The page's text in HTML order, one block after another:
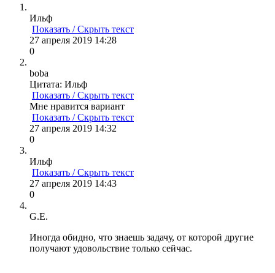
Ильф
Показать / Скрыть текст
27 апреля 2019 14:28
0
boba
Цитата: Ильф
Показать / Скрыть текст
Мне нравится вариант
Показать / Скрыть текст
27 апреля 2019 14:32
0
Ильф
Показать / Скрыть текст
27 апреля 2019 14:43
0
G.E.
Иногда обидно, что знаешь задачу, от которой другие
получают удовольствие только сейчас.